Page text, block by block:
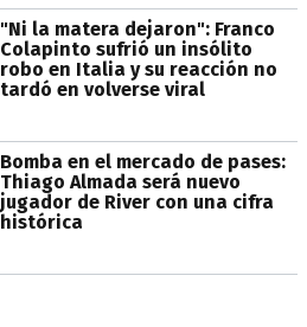
"Ni la matera dejaron": Franco
Colapinto sufrió un insólito
robo en Italia y su reacción no
tardó en volverse viral
Bomba en el mercado de pases:
Thiago Almada será nuevo
jugador de River con una cifra
histórica